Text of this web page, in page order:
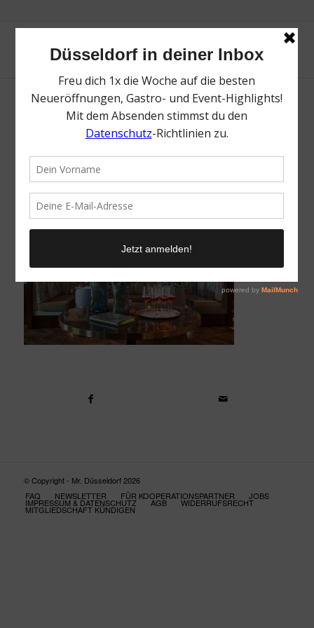
The Duchy | Die besten Tipps für Ostern in
© Copyright - Mr. Düsseldorf 2026
FAQ
NEWSLETTER FÜR KOOPERATIONSPARTNER JOBS
IMPRESSUM & DATENSCHUTZ AGB WIDERRUFSRECHT
MITGLIEDSCHAFT KÜNDIGEN